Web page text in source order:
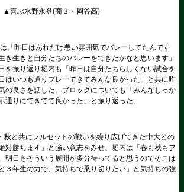
▲喜ぶ水野永登(商３・岡谷高)
「昨日はあれだけ悪い雰囲気でバレーしてたんです
き生きと自分たちのバレーをできたかなと思います」
を振り返り堀内も「昨日は自分たちらしくない試合を
はいつも通りプレーできてみんな良かった」と共に昨
の良さを話した。ブロックについても「みんなしっか
通りにできてて良かった」と振り返った。
秋と共にフルセットの戦いを繰り広げてきた中大との
対勝ちます」と強い意志をみせ、堀内は「春も秋もフ
明日もそういう展開が多分待ってると思うのでそこは
３年生の力で、気持ちで乗り切りたい」と気持ちの強